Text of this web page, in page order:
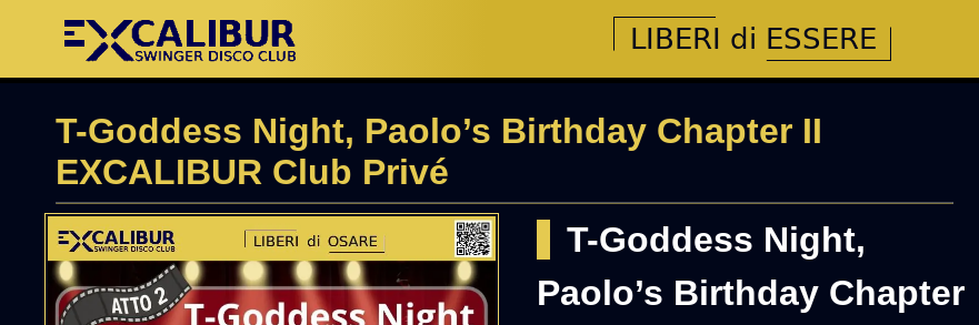
T-Goddess Night, Paolo’s Birthday Chapter II
EXCALIBUR Club Privé
T-Goddess Night,
Paolo’s Birthday Chapter